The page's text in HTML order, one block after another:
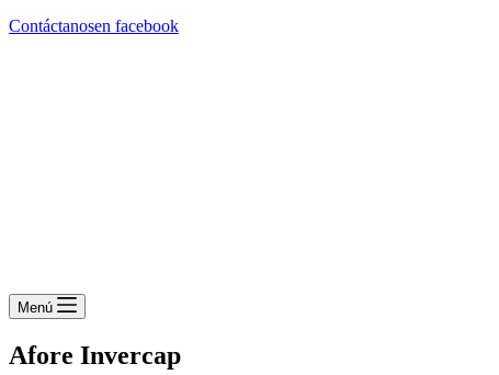
Contáctanosen facebook
Menú
Afore Invercap